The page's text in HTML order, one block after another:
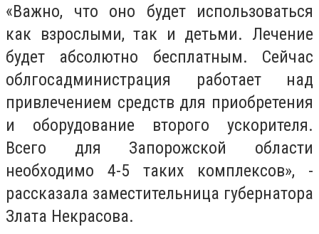
«Важно, что оно будет использоваться
как взрослыми, так и детьми. Лечение
будет абсолютно бесплатным. Сейчас
облгосадминистрация работает над
привлечением средств для приобретения
и оборудование второго ускорителя.
Всего для Запорожской области
необходимо 4-5 таких комплексов», -
рассказала заместительница губернатора
Злата Некрасова.